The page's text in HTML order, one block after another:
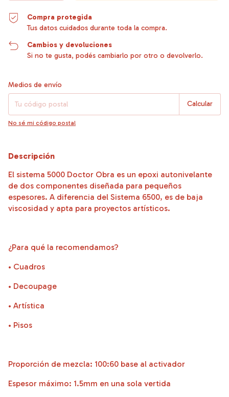
Compra protegida
Tus datos cuidados durante toda la compra.
Cambios y devoluciones
Si no te gusta, podés cambiarlo por otro o devolverlo.
Entregas para el CP:
Medios de envío
Calcular
No sé mi código postal
Descripción
El sistema 5000 Doctor Obra es un epoxi autonivelante
de dos componentes diseñada para pequeños
espesores. A diferencia del Sistema 6500, es de baja
viscosidad y apta para proyectos artísticos.
¿Para qué la recomendamos?
• Cuadros
• Decoupage
• Artística
• Pisos
Proporción de mezcla: 100:60 base al activador
Espesor máximo: 1.5mm en una sola vertida